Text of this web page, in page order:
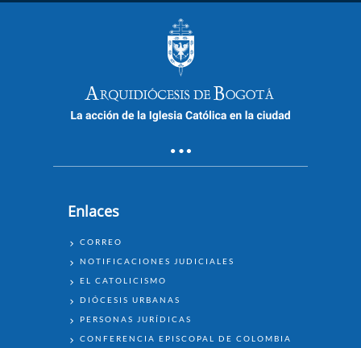
Enlaces
ENLACES
CORREO
NOTIFICACIONES JUDICIALES
EL CATOLICISMO
DIÓCESIS URBANAS
PERSONAS JURÍDICAS
CONFERENCIA EPISCOPAL DE COLOMBIA